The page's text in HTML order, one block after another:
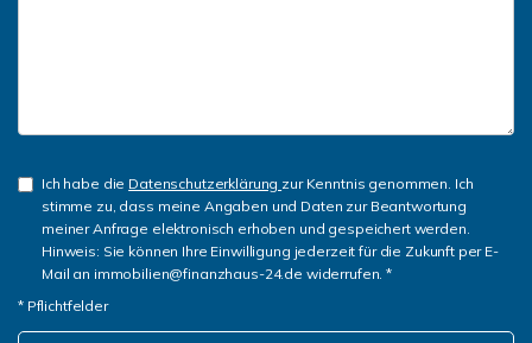
Ich habe die Datenschutzerklärung zur Kenntnis genommen. Ich
stimme zu, dass meine Angaben und Daten zur Beantwortung
meiner Anfrage elektronisch erhoben und gespeichert werden.
Hinweis: Sie können Ihre Einwilligung jederzeit für die Zukunft per E-
Mail an immobilien@finanzhaus-24.de widerrufen. *
* Pflichtfelder